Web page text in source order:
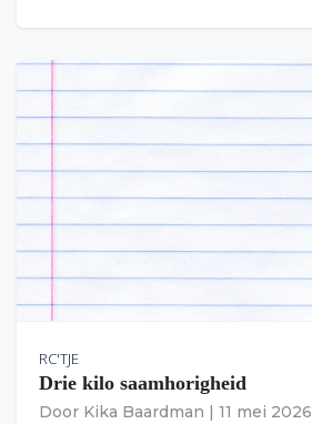
RC'TJE
Drie kilo saamhorigheid
Door Kika Baardman 11 mei 2026